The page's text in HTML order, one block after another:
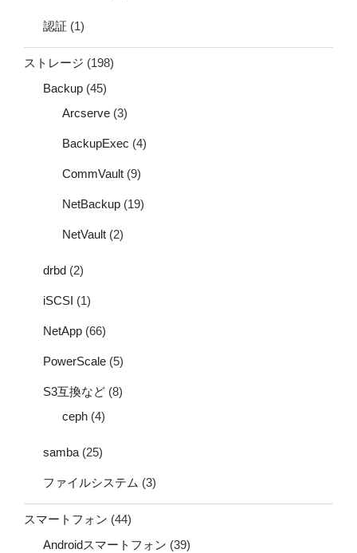
認証 (1)
ストレージ (198)
Backup (45)
Arcserve (3)
BackupExec (4)
CommVault (9)
NetBackup (19)
NetVault (2)
drbd (2)
iSCSI (1)
NetApp (66)
PowerScale (5)
S3互換など (8)
ceph (4)
samba (25)
ファイルシステム (3)
スマートフォン (44)
Androidスマートフォン (39)